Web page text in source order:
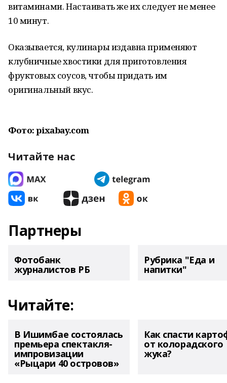
витаминами. Настаивать же их следует не менее
10 минут.
Оказывается, кулинары издавна применяют
клубничные хвостики для приготовления
фруктовых соусов, чтобы придать им
оригинальный вкус.
Фото: pixabay.com
Читайте нас
Партнеры
Фотобанк
журналистов РБ
Рубрика "Еда и
напитки"
Читайте:
В Ишимбае состоялась
премьера спектакля-
импровизации
«Рыцари 40 островов»
Как спасти
от колорадского
жука?